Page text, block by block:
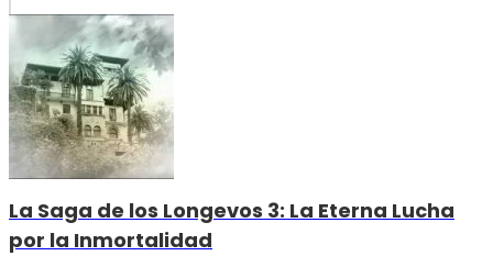
La Saga de los Longevos 3: La Eterna Lucha
por la Inmortalidad